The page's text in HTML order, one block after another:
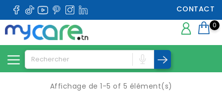
CONTACT
0
Affichage de 1-5 of 5 élément(s)